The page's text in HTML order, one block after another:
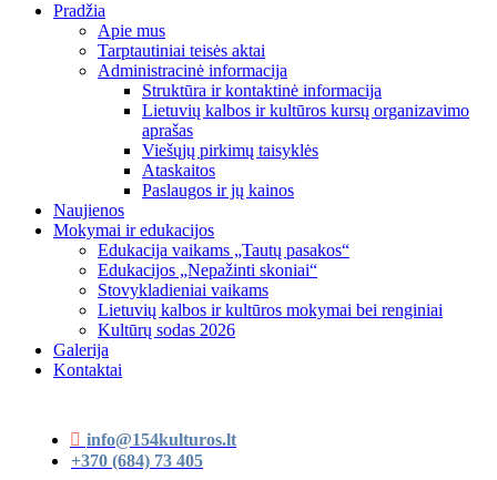
Pradžia
Apie mus
Tarptautiniai teisės aktai
Administracinė informacija
Struktūra ir kontaktinė informacija
Lietuvių kalbos ir kultūros kursų organizavimo
aprašas
Viešųjų pirkimų taisyklės
Ataskaitos
Paslaugos ir jų kainos
Naujienos
Mokymai ir edukacijos
Edukacija vaikams „Tautų pasakos“
Edukacijos „Nepažinti skoniai“
Stovykladieniai vaikams
Lietuvių kalbos ir kultūros mokymai bei renginiai
Kultūrų sodas 2026
Galerija
Kontaktai
info@154kulturos.lt
+370 (684) 73 405